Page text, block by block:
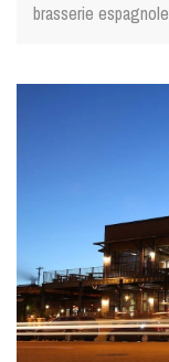
brasserie espagnole